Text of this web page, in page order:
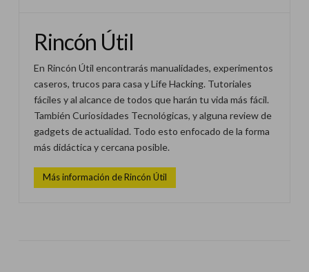
Rincón Útil
En Rincón Útil encontrarás manualidades, experimentos
caseros, trucos para casa y Life Hacking. Tutoriales
fáciles y al alcance de todos que harán tu vida más fácil.
También Curiosidades Tecnológicas, y alguna review de
gadgets de actualidad. Todo esto enfocado de la forma
más didáctica y cercana posible.
Más información de Rincón Útil